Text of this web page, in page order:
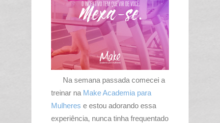
Na semana passada comecei a
treinar na Make Academia para
Mulheres e estou adorando essa
experiência, nunca tinha frequentado